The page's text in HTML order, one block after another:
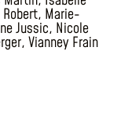
, Marie-
Jussic, Nicole
, Vianney Frain